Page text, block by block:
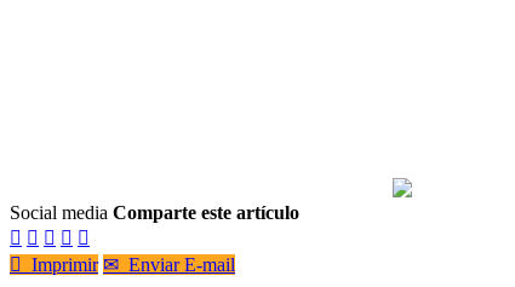
Social media Comparte este artículo
    
 Imprimir ✉ Enviar E-mail